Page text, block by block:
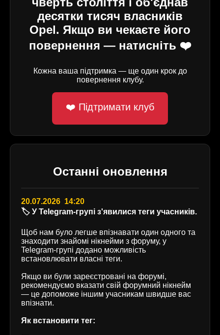
десятки тисяч власників
Opel. Якщо ви чекаєте його
повернення — натисніть ❤️
Кожна ваша підтримка — ще один крок до
повернення клубу.
❤️ Підтримати клуб
Останні оновлення
20.07.2026 14:20
🏷️ У Telegram-групі з'явилися теги учасників.
Щоб нам було легше впізнавати один одного та
знаходити знайомі нікнейми з форуму, у
Telegram-групі додано можливість
встановлювати власні теги.
Якщо ви були зареєстровані на форумі,
рекомендуємо вказати свій форумний нікнейм
— це допоможе іншим учасникам швидше вас
впізнати.
Як встановити тег: